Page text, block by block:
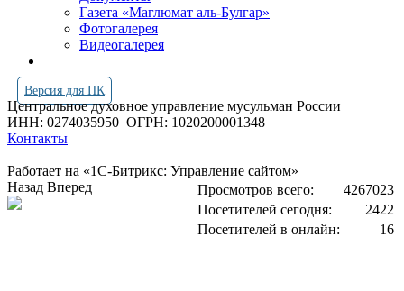
Газета «Маглюмат аль-Булгар»
Фотогалерея
Видеогалерея
Версия для ПК
Центральное духовное управление мусульман России
ИНН: 0274035950 ОГРН: 1020200001348
Контакты
Работает на «1С-Битрикс: Управление сайтом»
Просмотров всего:
4267023
Посетителей сегодня:
2422
Посетителей в онлайн:
16
Назад Вперед